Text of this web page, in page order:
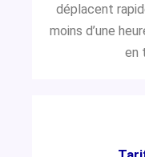
déplacent
moins d’une
en